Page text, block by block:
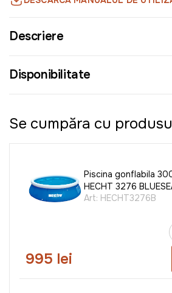
Descriere
Disponibilitate
Se cumpăra cu
Piscina gonflabila
HECHT 3276
Art: HECHT3276B
995 lei